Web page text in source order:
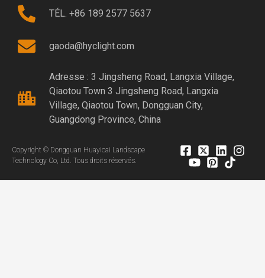
TÉL. +86 189 2577 5637
gaoda@hyclight.com
Adresse : 3 Jingsheng Road, Langxia Village,
Qiaotou Town 3 Jingsheng Road, Langxia
Village, Qiaotou Town, Dongguan City,
Guangdong Province, China
Copyright © Dongguan Huayicai Landscape
Technology Co, Ltd. Tous droits réservés.